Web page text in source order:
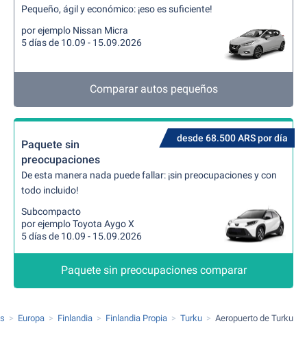
Pequeño, ágil y económico: ¡eso es suficiente!
por ejemplo Nissan Micra
5 días de 10.09 - 15.09.2026
Comparar autos pequeños
desde 68.500 ARS por día
Paquete sin
preocupaciones
De esta manera nada puede fallar: ¡sin preocupaciones y con
todo incluido!
Subcompacto
por ejemplo Toyota Aygo X
5 días de 10.09 - 15.09.2026
Paquete sin preocupaciones comparar
Europa Finlandia Finlandia Propia Turku Aeropuerto de Turku